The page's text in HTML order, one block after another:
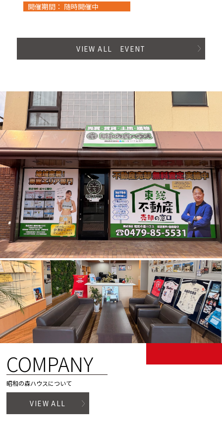
開催期間： 随時開催中
VIEW ALL EVENT
COMPANY
昭和の森ハウスについて
VIEW ALL